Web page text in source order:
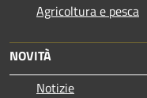
Agricoltura e pesca
NOVITÀ
Notizie